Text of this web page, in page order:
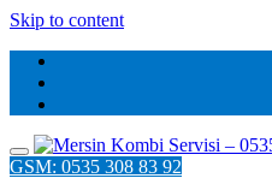
Skip to content
GSM: 0535 308 83 92